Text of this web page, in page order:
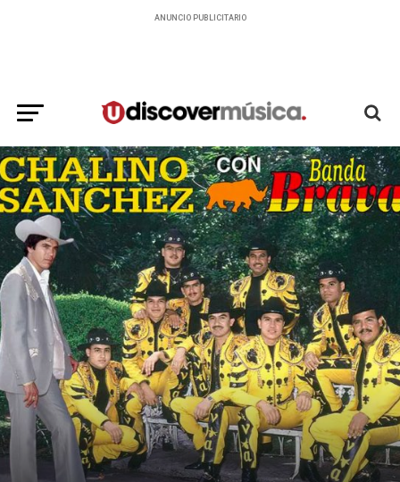
ANUNCIO PUBLICITARIO